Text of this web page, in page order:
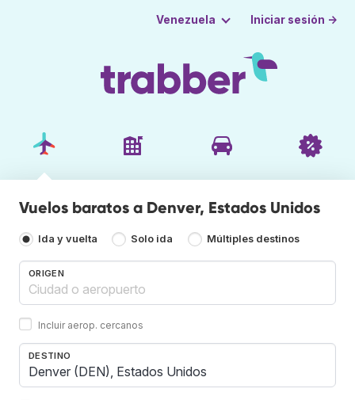
Venezuela Iniciar sesión →
Vuelos baratos a Denver, Estados Unidos
Ida y vuelta Solo ida Múltiples destinos
ORIGEN
Incluir aerop. cercanos
DESTINO